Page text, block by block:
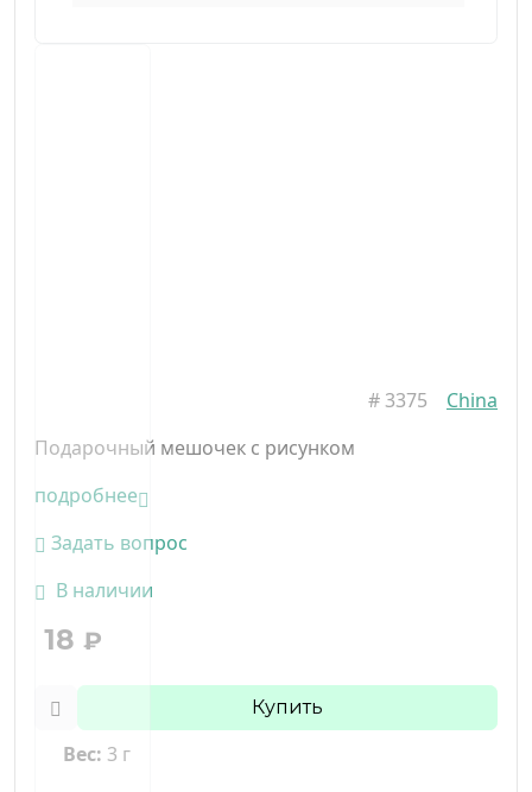
#3375
China
Подарочный мешочек с рисунком
подробнее
Задать вопрос
В наличии
18 ₽
Купить
Вес: 3 г